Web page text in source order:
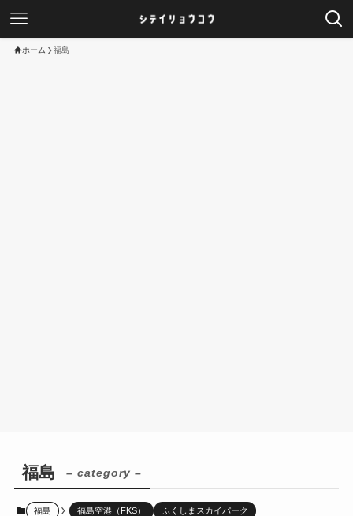
ホーム 福島
福島 – category –
福島 福島空港（FKS） ふくしまスカイパーク